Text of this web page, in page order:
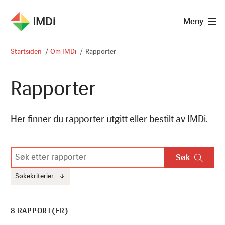
IMDi Meny
Startsiden Om IMDi Rapporter
Rapporter
Her finner du rapporter utgitt eller bestilt av IMDi.
ø
k
Søk
Søkekriterier
(
e
8 RAPPORT(ER)